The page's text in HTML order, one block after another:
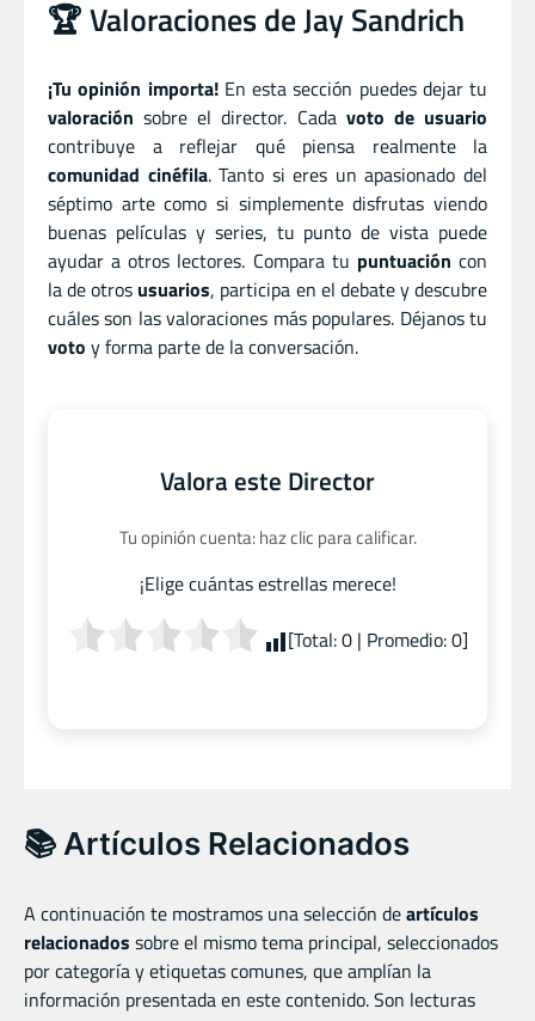
🏆 Valoraciones de Jay Sandrich
¡Tu opinión importa!En esta sección puedes dejar tu
valoración sobre el director. Cada voto de usuario
contribuye a reflejar qué piensa realmente la
comunidad cinéfila. Tanto si eres un apasionado del
séptimo arte como si simplemente disfrutas viendo
buenas películas y series, tu punto de vista puede
ayudar a otros lectores. Compara tu puntuación con
la de otros usuarios, participa en el debate y descubre
cuáles son las valoraciones más populares. Déjanos tu
voto y forma parte de la conversación.
Valora este Director
Tu opinión cuenta: haz clic para calificar.
¡Elige cuántas estrellas merece!
[Total:0| Promedio:0]
📚 Artículos Relacionados
A continuación te mostramos una selección deartículos
relacionados sobre el mismo tema principal, seleccionados
por categoría y etiquetas comunes, que amplían la
información presentada en este contenido. Son lecturas